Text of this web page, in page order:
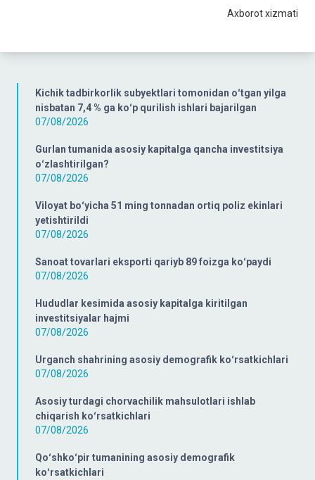
Kichik tadbirkorlik subyektlari tomonidan oʻtgan yilga
nisbatan 7,4 % ga koʻp qurilish ishlari bajarilgan
07/08/2026
Gurlan tumanida asosiy kapitalga qancha investitsiya
oʻzlashtirilgan?
07/08/2026
Viloyat boʻyicha 51 ming tonnadan ortiq poliz ekinlari
yetishtirildi
07/08/2026
Sanoat tovarlari eksporti qariyb 89 foizga koʻpaydi
07/08/2026
Hududlar kesimida asosiy kapitalga kiritilgan
investitsiyalar hajmi
07/08/2026
Urganch shahrining asosiy demografik koʻrsatkichlari
07/08/2026
Asosiy turdagi chorvachilik mahsulotlari ishlab
chiqarish koʻrsatkichlari
07/08/2026
Qoʻshkoʻpir tumanining asosiy demografik
koʻrsatkichlari
Axborot xizmati